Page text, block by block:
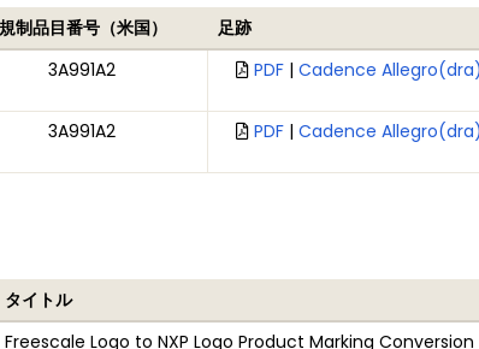
制品目番号（米国） 足跡
3A991A2 PDF | Cadence Allegro(dra)
3A991A2 PDF | Cadence Allegro(dra)
タイトル
Freescale Logo to NXP Logo Product Marking